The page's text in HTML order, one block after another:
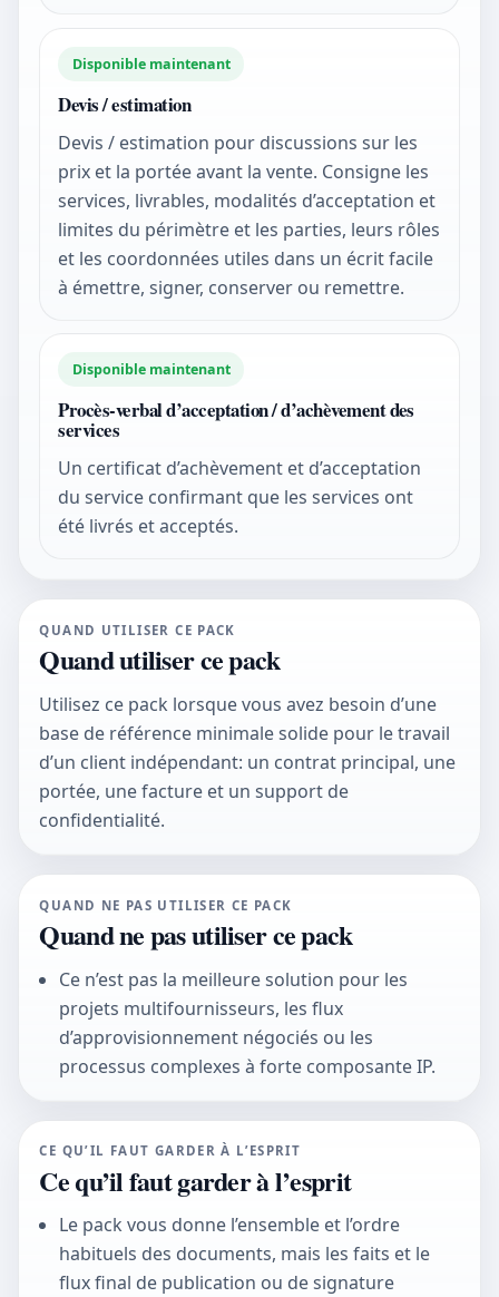
Disponible maintenant
Devis / estimation
Devis / estimation pour discussions sur les
prix et la portée avant la vente. Consigne les
services, livrables, modalités d’acceptation et
limites du périmètre et les parties, leurs rôles
et les coordonnées utiles dans un écrit facile
à émettre, signer, conserver ou remettre.
Disponible maintenant
Procès-verbal d’acceptation / d’achèvement des
services
Un certificat d’achèvement et d’acceptation
du service confirmant que les services ont
été livrés et acceptés.
QUAND UTILISER CE PACK
Quand utiliser ce pack
Utilisez ce pack lorsque vous avez besoin d’une
base de référence minimale solide pour le travail
d’un client indépendant: un contrat principal, une
portée, une facture et un support de
confidentialité.
QUAND NE PAS UTILISER CE PACK
Quand ne pas utiliser ce pack
Ce n’est pas la meilleure solution pour les
projets multifournisseurs, les flux
d’approvisionnement négociés ou les
processus complexes à forte composante IP.
CE QU’IL FAUT GARDER À L’ESPRIT
Ce qu’il faut garder à l’esprit
Le pack vous donne l’ensemble et l’ordre
habituels des documents, mais les faits et le
flux final de publication ou de signature